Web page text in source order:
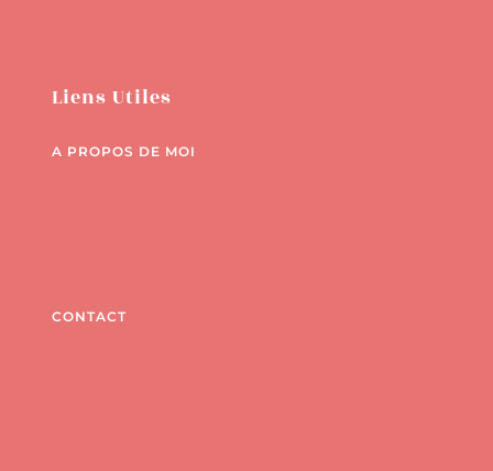
Liens Utiles
A PROPOS DE MOI
CONTACT